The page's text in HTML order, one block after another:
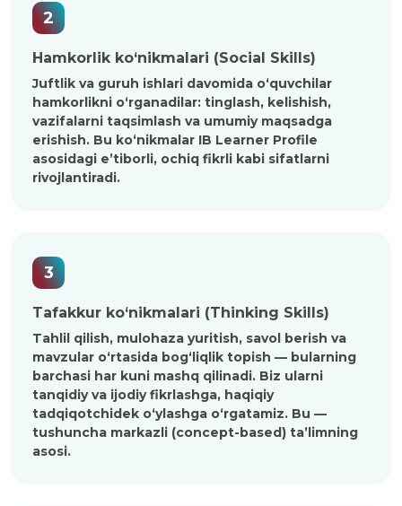
2
Hamkorlik ko‘nikmalari (Social Skills)
Juftlik va guruh ishlari davomida o‘quvchilar
hamkorlikni o‘rganadilar: tinglash, kelishish,
vazifalarni taqsimlash va umumiy maqsadga
erishish. Bu ko‘nikmalar IB Learner Profile
asosidagi e’tiborli, ochiq fikrli kabi sifatlarni
rivojlantiradi.
3
Tafakkur ko‘nikmalari (Thinking Skills)
Tahlil qilish, mulohaza yuritish, savol berish va
mavzular o‘rtasida bog‘liqlik topish — bularning
barchasi har kuni mashq qilinadi. Biz ularni
tanqidiy va ijodiy fikrlashga, haqiqiy
tadqiqotchidek o‘ylashga o‘rgatamiz. Bu —
tushuncha markazli (concept-based) ta’limning
asosi.